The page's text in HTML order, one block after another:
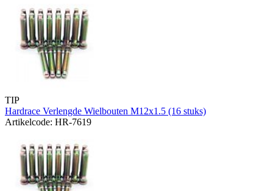
TIP
Hardrace Verlengde Wielbouten M12x1.5 (16 stuks)
Artikelcode: HR-7619